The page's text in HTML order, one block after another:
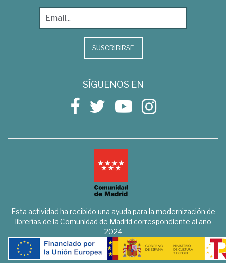
SUSCRIBIRSE
SÍGUENOS EN
Esta actividad ha recibido una ayuda para la modernización de
librerías de la Comunidad de Madrid correspondiente al año
2024